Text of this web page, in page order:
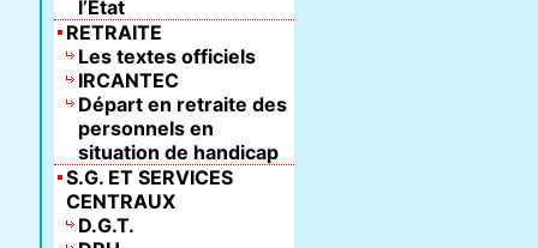
l’Etat
RETRAITE
Les textes officiels
IRCANTEC
Départ en retraite des
personnels en
situation de handicap
S.G. ET SERVICES
CENTRAUX
D.G.T.